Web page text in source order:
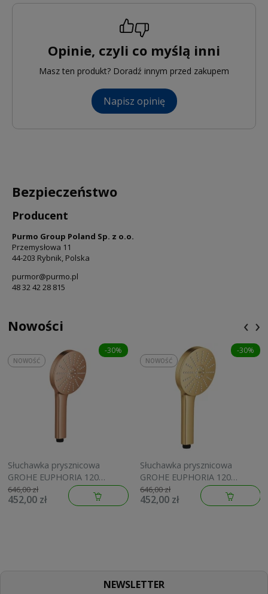
Opinie, czyli co myślą inni
Masz ten produkt? Doradź innym przed zakupem
Napisz opinię
Bezpieczeństwo
Producent
Purmo Group Poland Sp. z o.o.
Przemysłowa 11
44-203 Rybnik, Polska
purmor@purmo.pl
48 32 42 28 815
Nowości
-30%
Słuchawka prysznicowa
GROHE EUPHORIA 120
brushed warm sunset
134883DL00
646,00 zł
452,00 zł
NOWOŚĆ
-30%
Słuchawka prysznicowa
GROHE EUPHORIA 120
brushed cool sunrise
134883GN00
646,00 zł
452,00 zł
NOWOŚĆ
‹ ›
NEWSLETTER